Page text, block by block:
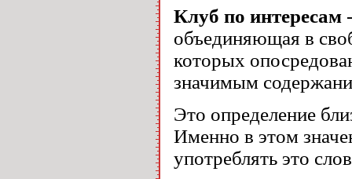
Клуб по интересам
объединяющая в
которых
значимым
Это определение
Именно в этом
употреблять это